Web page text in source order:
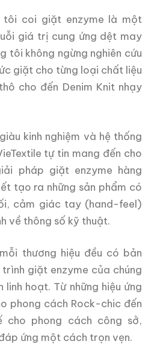
tôi coi giặt enzyme là một
giá trị cung ứng dệt may
tôi không ngừng nghiên cứu
giặt cho từng loại chất liệu
cho đến Denim Knit nhạy
kinh nghiệm và hệ thống
tự tin mang đến cho
pháp giặt enzyme hàng
tạo ra những sản phẩm có
cảm giác tay (hand-feel)
về thông số kỹ thuật.
thương hiệu đều có bản
giặt enzyme của chúng
hoạt. Từ những hiệu ứng
phong cách Rock-chic đến
cho phong cách công sở,
ứng một cách trọn vẹn.